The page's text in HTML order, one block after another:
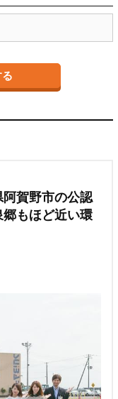
賀野市の公認
もほど近い環